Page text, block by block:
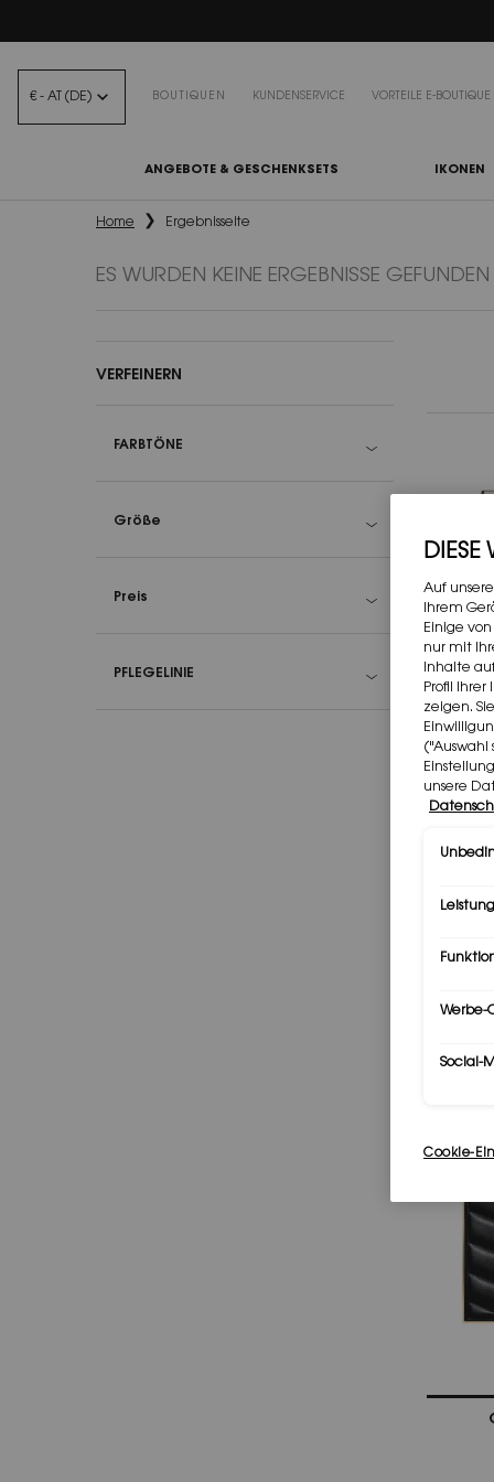
€ - AT (DE) BOUTIQUEN KUNDENSERVICE VORTEILE E-BOUTIQUE
ANGEBOTE & GESCHENKSETS IKONEN
Home
Ergebnisseite
ES WURDEN KEINE ERGEBNISSE GEFUNDEN
VERFEINERN
FARBTÖNE
Größe
Preis
PFLEGELINIE
DIESE
Auf
Ihrem
Einige
nur mit
Inhalte
Profil
zeigen.
("Auswahl
unsere
Werbe-
Social-
Cookie-